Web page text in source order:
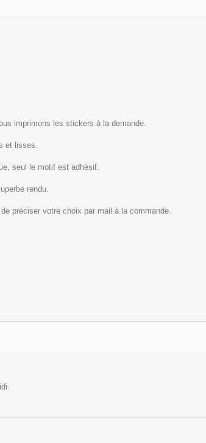
imprimons les stickers à la demande.
et lisses.
seul le motif est adhésif.
rendu.
préciser votre choix par mail à la commande.